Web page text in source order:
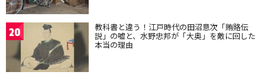
20 教科書と違う！江戸時代の田沼意次「賄賂伝
説」の嘘と、水野忠邦が「大奥」を敵に回した
本当の理由